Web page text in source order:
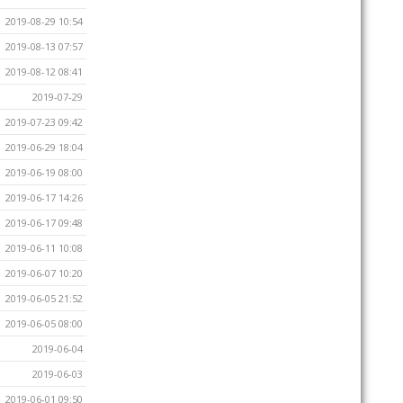
2019-08-29 10:54
2019-08-13 07:57
2019-08-12 08:41
2019-07-29
2019-07-23 09:42
2019-06-29 18:04
2019-06-19 08:00
2019-06-17 14:26
2019-06-17 09:48
2019-06-11 10:08
2019-06-07 10:20
2019-06-05 21:52
2019-06-05 08:00
2019-06-04
2019-06-03
2019-06-01 09:50